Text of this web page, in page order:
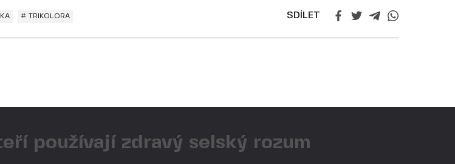
# TRIKOLORA SDÍLET
používají zdravý selský rozum